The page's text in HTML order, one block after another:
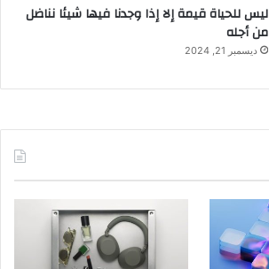
ليس للحياة قيمة إلا إذا وجدنا فيها شيئا نناضل
من أجله
ديسمبر 21, 2024